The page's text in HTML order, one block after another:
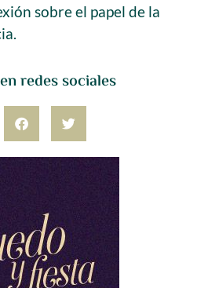
redes sociales
sobre el papel de la